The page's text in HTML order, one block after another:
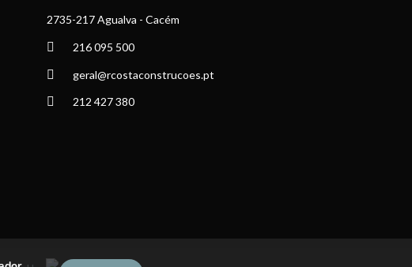
2735-217 Agualva - Cacém
216 095 500
geral@rcostaconstrucoes.pt
212 427 380